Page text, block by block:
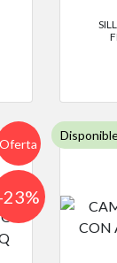
Oferta
23%